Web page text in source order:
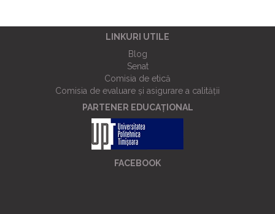
LINKURI UTILE
Blog
Senat
Comisia de etică
Comisia de evaluare și asigurare a calității
PARTENER EDUCAȚIONAL
FACEBOOK